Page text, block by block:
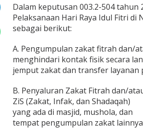
u
e
r
u
r
N
T
S
o
a
Dalam keputusan 003.2-504
Pelaksanaan Hari Raya Idul Fitri
sebagai berikut:
A. Pengumpulan zakat fitrah dan/
menghindari kontak fisik secara
jemput zakat dan transfer layanan
B. Penyaluran Zakat Fitrah dan/
ZiS (Zakat, Infak, dan Shadaqah)
yang ada di masjid, mushola, dan
tempat pengumpulan zakat lainnya